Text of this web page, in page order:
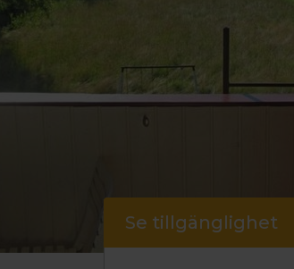
Se tillgänglighet